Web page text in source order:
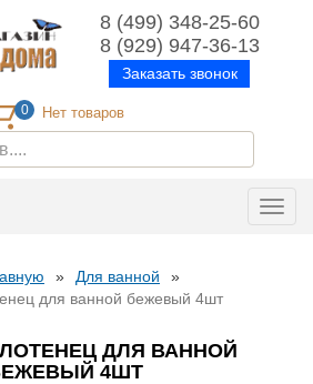
0
8 (499) 348-25-60
8 (929) 947-36-13
Заказать звонок
» Для ванной
»
для ванной бежевый 4шт
ДЛЯ ВАННОЙ
4ШТ